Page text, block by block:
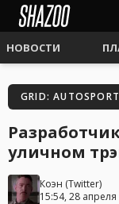
НОВОСТИ
GRID: AUTOSPORT
уличном
Коэн (Twitter)
15:54, 28